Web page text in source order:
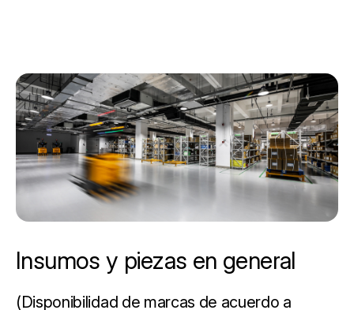
Insumos y piezas en general
(Disponibilidad de marcas de acuerdo a